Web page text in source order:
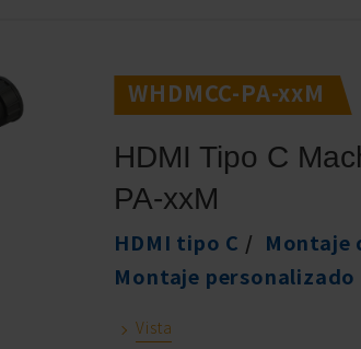
WHDMCC-PA-xxM
HDMI Tipo C
PA-xxM
HDMI tipo C Montaje
Montaje personalizado
Vista